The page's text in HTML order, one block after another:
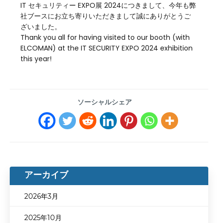
IT セキュリティー EXPO展 2024につきまして、今年も弊
社ブースにお立ち寄りいただきまして誠にありがとうご
ざいました。
Thank you all for having visited to our booth (with
ELCOMAN) at the IT SECURITY EXPO 2024 exhibition
this year!
ソーシャルシェア
アーカイブ
2026年3月
2025年10月